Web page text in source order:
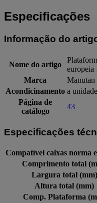
Especificações
Informação do
Nome do artigo
europeia
Marca
Manutan
Acondicinamento a unidade
Página de
catálogo
43
Especificações
Compatível caixas norma
Comprimento total
Largura total (mm)
Altura total (mm)
Comp. Plataforma